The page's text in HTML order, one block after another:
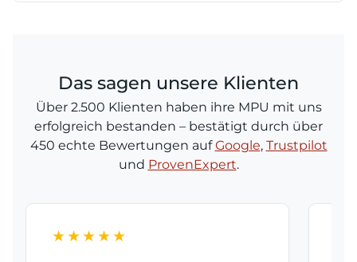
Das sagen unsere Klienten
Über 2.500 Klienten haben ihre MPU mit uns
erfolgreich bestanden – bestätigt durch über
450 echte Bewertungen aufGoogle, Trustpilot
und ProvenExpert.
★★★★★